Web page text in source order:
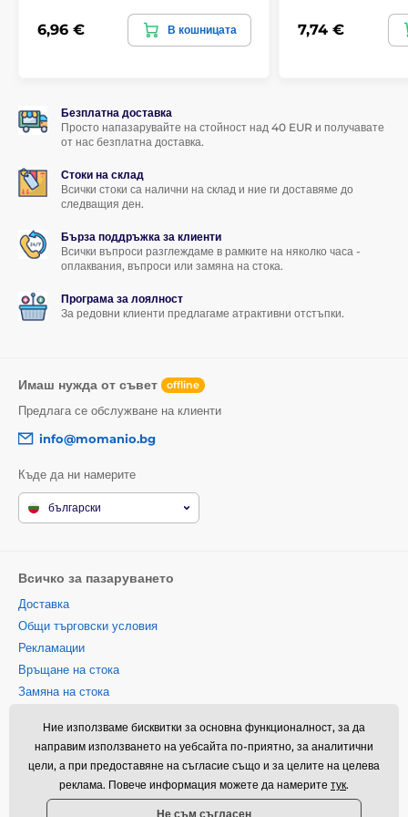
1x защитно закалено стъкло
6,96 € В кошницата 7,74 €
Безплатна доставка
Просто напазарувайте на стойност над 40 EUR и получавате
от нас безплатна доставка.
Стоки на склад
Всички стоки са налични на склад и ние ги доставяме до
следващия ден.
Бърза поддръжка за клиенти
Всички въпроси разглеждаме в рамките на няколко часа -
оплаквания, въпроси или замяна на стока.
Програма за лоялност
За редовни клиенти предлагаме атрактивни отстъпки.
Имаш нужда от съвет offline
Предлага се обслужване на клиенти
info@momanio.bg
Къде да ни намерите
български
Всичко за пазаруването
Доставка
Общи търговски условия
Рекламации
Връщане на стока
Замяна на стока
бисквитки
Информация за контакт
Информация за обработването
на лични данни
Ние използваме бисквитки за основна функционалност, за да
направим използването на уебсайта по-приятно, за аналитични
цели, а при предоставяне на съгласие също и за целите на целева
реклама. Повече информация можете да намерите тук.
Не съм съгласен